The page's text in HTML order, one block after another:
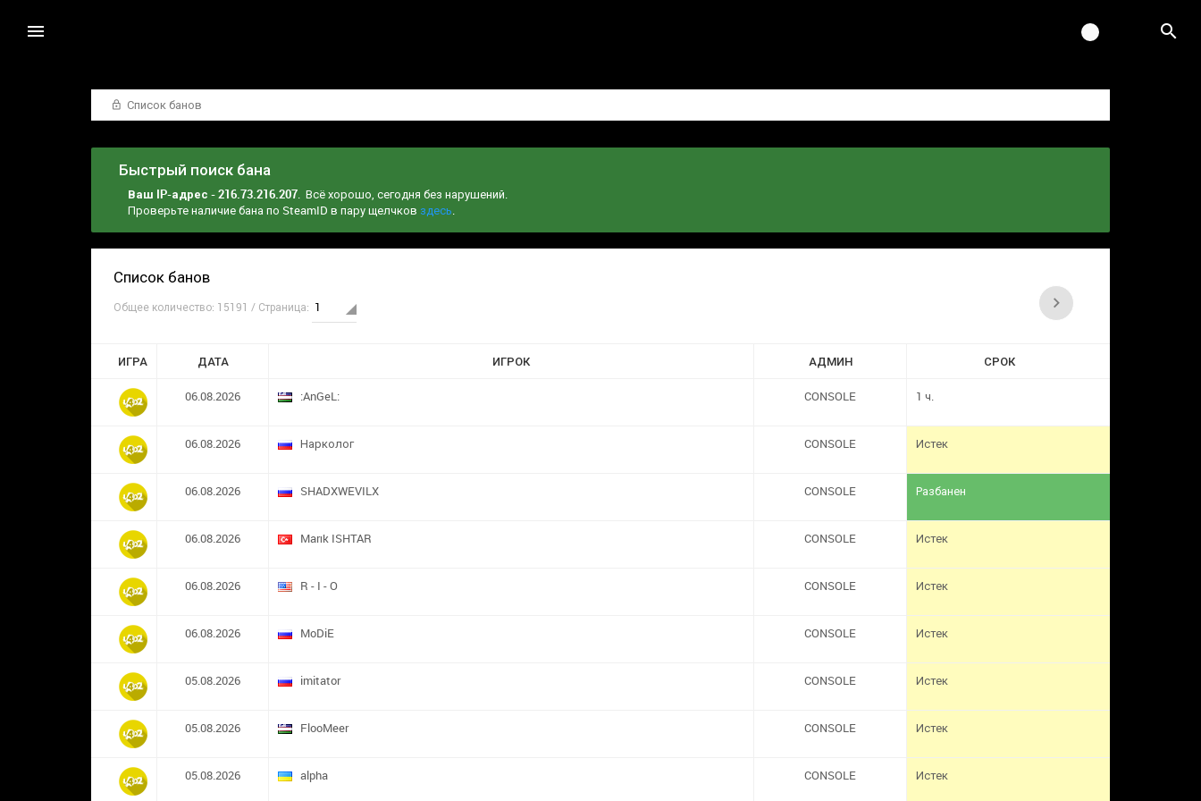
Список банов
Быстрый поиск бана
Ваш IP-адрес - 216.73.216.207. Всё хорошо, сегодня без нарушений.
Проверьте наличие бана по SteamID в пару щелчков здесь.
Список банов
Общее количество: 15191 / Страница:
ИГРА ДАТА ИГРОК АДМИН СРОК
06.08.2026 :AnGeL: CONSOLE 1 ч.
06.08.2026 Нарколог CONSOLE Истек
06.08.2026 SHADXWEVILX CONSOLE Разбанен
06.08.2026 Marık ISHTAR CONSOLE Истек
06.08.2026 R - I - O CONSOLE Истек
06.08.2026 MoDiE CONSOLE Истек
05.08.2026 imitator CONSOLE Истек
05.08.2026 FlooMeer CONSOLE Истек
05.08.2026 alpha CONSOLE Истек